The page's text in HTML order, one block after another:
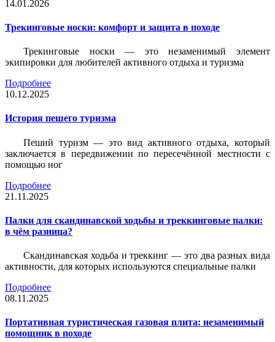
14.01.2026
Трекинговые носки: комфорт и защита в походе
Трекинговые носки — это незаменимый элемент
экипировки для любителей активного отдыха и туризма
Подробнее
10.12.2025
История пешего туризма
Пеший туризм — это вид активного отдыха, который
заключается в передвижении по пересечённой местности с
помощью ног
Подробнее
21.11.2025
Палки для скандинавской ходьбы и треккинговые палки:
в чём разница?
Скандинавская ходьба и треккинг — это два разных вида
активности, для которых используются специальные палки
Подробнее
08.11.2025
Портативная туристическая газовая плита: незаменимый
помощник в походе